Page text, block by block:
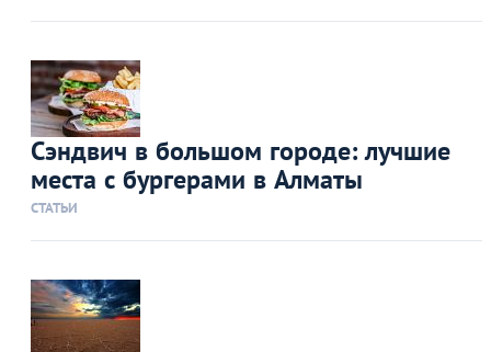
Сэндвич в большом городе: лучшие
места с бургерами в Алматы
СТАТЬИ